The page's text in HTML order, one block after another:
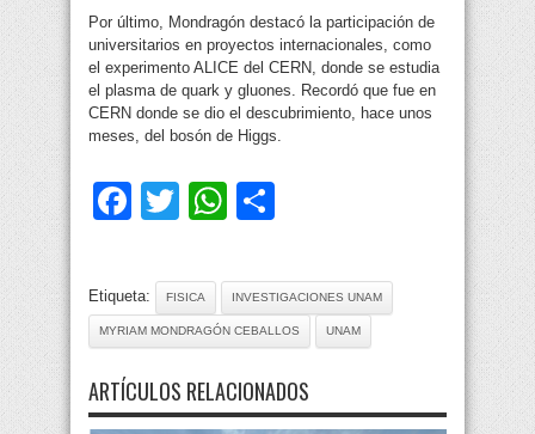
Por último, Mondragón destacó la participación de
universitarios en proyectos internacionales, como
el experimento ALICE del CERN, donde se estudia
el plasma de quark y gluones. Recordó que fue en
CERN donde se dio el descubrimiento, hace unos
meses, del bosón de Higgs.
Facebook
TwitterWhatsApp
Etiqueta: FISICA INVESTIGACIONES UNAM
MYRIAM MONDRAGÓN CEBALLOS UNAM
ARTÍCULOS RELACIONADOS